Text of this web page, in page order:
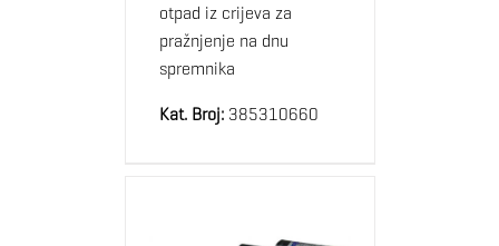
otpad iz crijeva za
pražnjenje na dnu
spremnika
Kat. Broj:385310660